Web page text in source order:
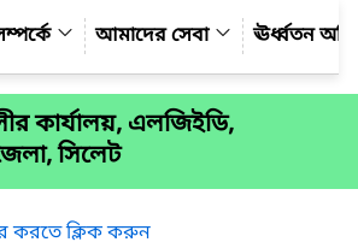
আমাদের সেবা ঊর্ধ্বতন
কার্যালয়, এলজিইডি,
সিলেট
করতে ক্লিক করুন